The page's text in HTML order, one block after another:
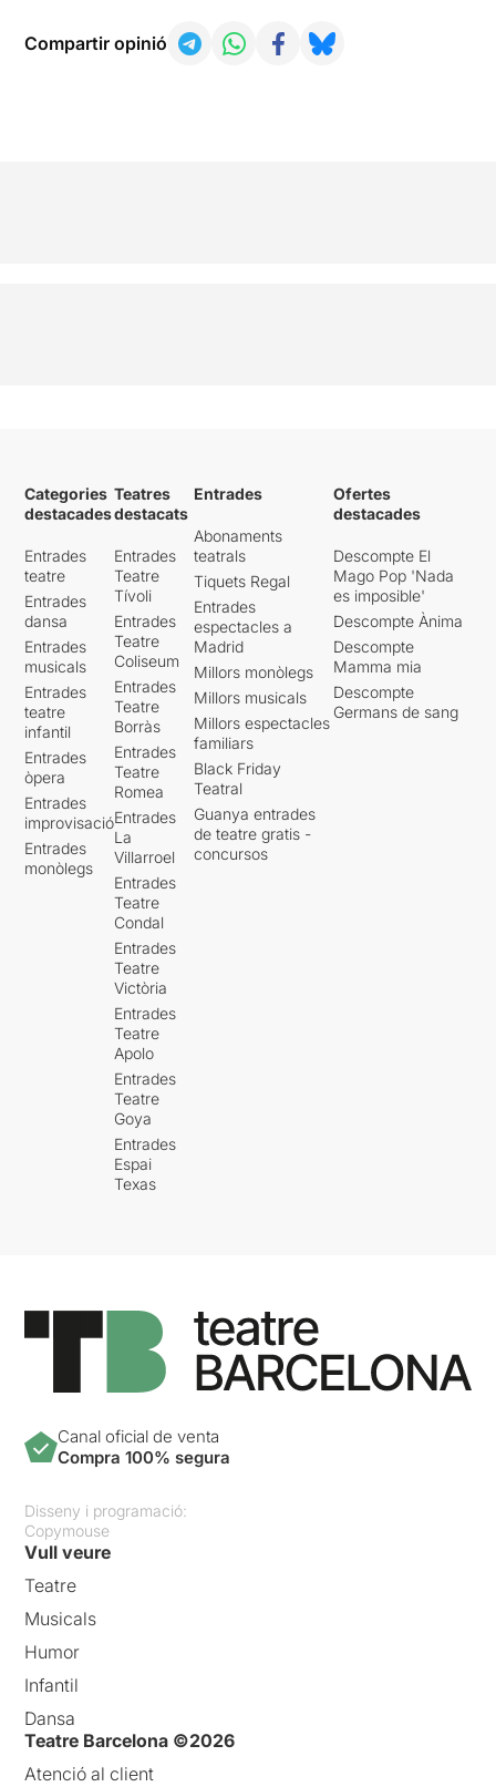
Compartir opinió
Categories
destacades
Entrades
teatre
Entrades
dansa
Entrades
musicals
Entrades
teatre
infantil
Entrades
òpera
Entrades
improvisació
Entrades
monòlegs
Teatres
destacats
Entrades
Teatre
Tívoli
Entrades
Teatre
Coliseum
Entrades
Teatre
Borràs
Entrades
Teatre
Romea
Entrades
La
Villarroel
Entrades
Teatre
Condal
Entrades
Teatre
Victòria
Entrades
Teatre
Apolo
Entrades
Teatre
Goya
Entrades
Espai
Texas
Entrades
Abonaments
teatrals
Tiquets Regal
Entrades
espectacles a
Madrid
Millors monòlegs
Millors musicals
Millors espectacles
familiars
Black Friday
Teatral
Guanya entrades
de teatre gratis -
concursos
Ofertes
destacades
Descompte El
Mago Pop 'Nada
es imposible'
Descompte Ànima
Descompte
Mamma mia
Descompte
Germans de sang
Canal oficial de venta
Compra 100% segura
Disseny i programació:
Copymouse
Vull veure
Teatre
Musicals
Humor
Infantil
Dansa
Teatre Barcelona ©2026
Atenció al client